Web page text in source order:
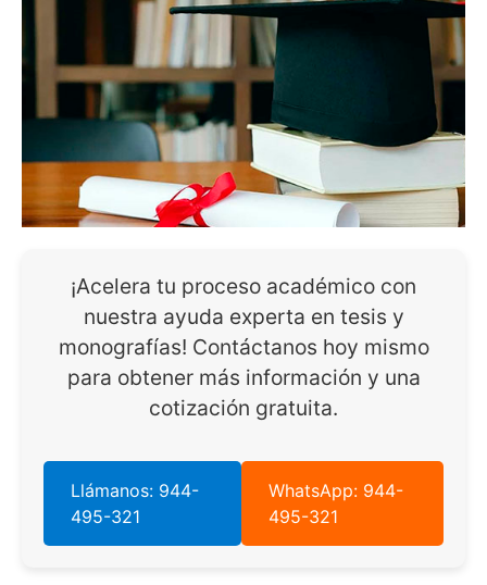
¡Acelera tu proceso académico con
nuestra ayuda experta en tesis y
monografías! Contáctanos hoy mismo
para obtener más información y una
cotización gratuita.
Llámanos: 944-
495-321
WhatsApp: 944-
495-321